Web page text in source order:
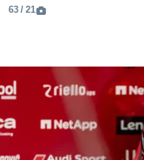
21 / 63